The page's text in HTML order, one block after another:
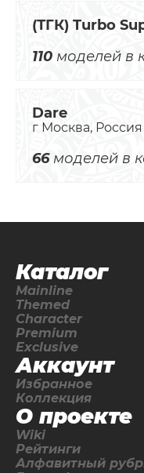
(ТГК) Turbo
110 моделей в
Dare
г Москва, Россия
66моделей в
Каталог
Mainline
Themed
Character
Premium
Exclusive
Аккаунт
Избранное
Коллекция
О проекте
Wiki
Рейтинги
Алфавитный